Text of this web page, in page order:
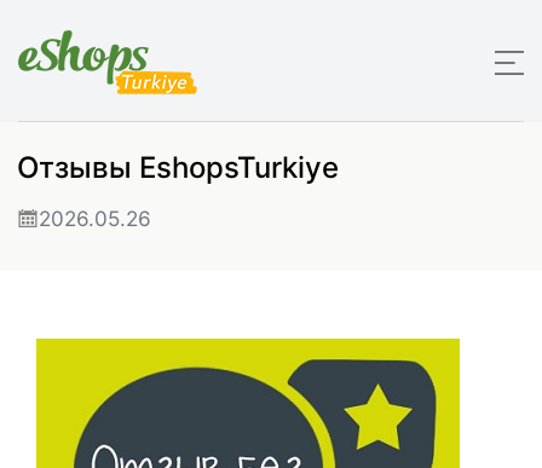
Отзывы EshopsTurkiye
2026.05.26